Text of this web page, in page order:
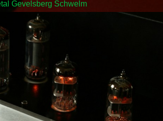
Gevelsberg Schwelm